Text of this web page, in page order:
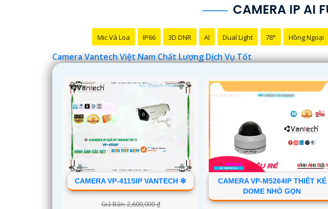
CAMERA IP AI
Mic Và Loa IP66 3D DNR AI Dual Light 78° Hồng Ngoại
Camera Vantech Việt Nam Chất Lượng Dịch Vụ Tốt
CAMERA VP-411SIP VANTECH ❇
Giá Bán: 2,600,000 ₫
CAMERA VP-M5264IP THIÊT KẾ
DOME NHỎ GỌN